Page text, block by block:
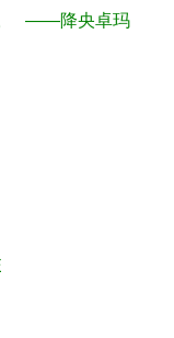
。 ——降央卓玛